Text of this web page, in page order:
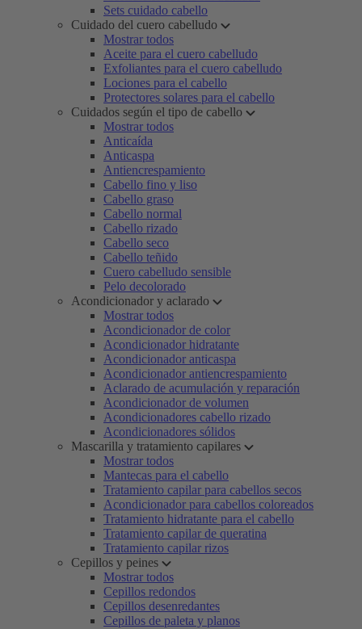
Sets cuidado cabello
Cuidado del cuero cabelludo
Mostrar todos
Aceite para el cuero cabelludo
Exfoliantes para el cuero cabelludo
Lociones para el cabello
Protectores solares para el cabello
Cuidados según el tipo de cabello
Mostrar todos
Anticaída
Anticaspa
Antiencrespamiento
Cabello fino y liso
Cabello graso
Cabello normal
Cabello rizado
Cabello seco
Cabello teñido
Cuero cabelludo sensible
Pelo decolorado
Acondicionador y aclarado
Mostrar todos
Acondicionador de color
Acondicionador hidratante
Acondicionador anticaspa
Acondicionador antiencrespamiento
Aclarado de acumulación y reparación
Acondicionador de volumen
Acondicionadores cabello rizado
Acondicionadores sólidos
Mascarilla y tratamiento capilares
Mostrar todos
Mantecas para el cabello
Tratamiento capilar para cabellos secos
Acondicionador para cabellos coloreados
Tratamiento hidratante para el cabello
Tratamiento capilar de queratina
Tratamiento capilar rizos
Cepillos y peines
Mostrar todos
Cepillos redondos
Cepillos desenredantes
Cepillos de paleta y planos